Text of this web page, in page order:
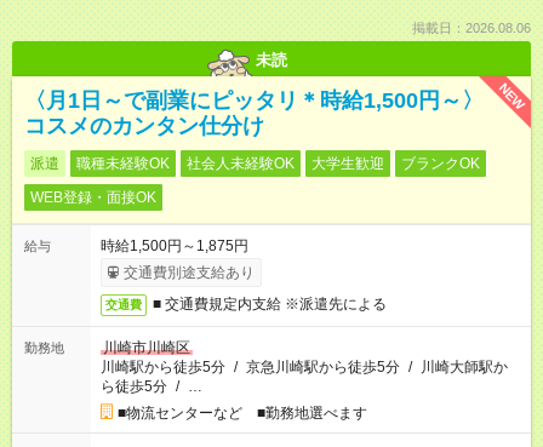
掲載日：2026.08.06
未読
NEW
〈月1日～で副業にピッタリ＊時給1,500円～〉
コスメのカンタン仕分け
派遣 職種未経験OK 社会人未経験OK 大学生歓迎
ブランクOK
WEB登録・面接OK
給与
時給1,500円～1,875円
交通費別途支給あり
交通費 ■ 交通費規定内支給 ※派遣先による
勤務地
川崎市川崎区
川崎駅から徒歩5分 / 京急川崎駅から徒歩5分 / 川崎大師駅か
ら徒歩5分 / …
■物流センターなど ■勤務地選べます